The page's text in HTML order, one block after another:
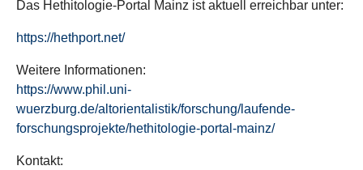
Das Hethitologie-Portal Mainz ist aktuell erreichbar unter:
https://hethport.net/
Weitere Informationen:
https://www.phil.uni-
wuerzburg.de/altorientalistik/forschung/laufende-
forschungsprojekte/hethitologie-portal-mainz/
Kontakt: